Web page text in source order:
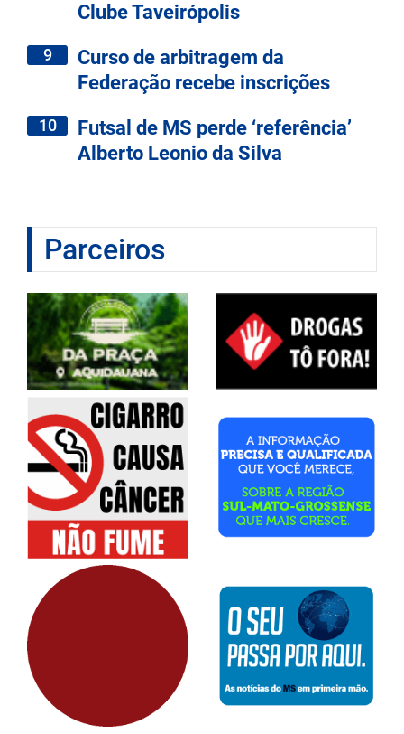
Clube Taveirópolis
9
Curso de arbitragem da
Federação recebe inscrições
10
Futsal de MS perde ‘referência’
Alberto Leonio da Silva
Parceiros